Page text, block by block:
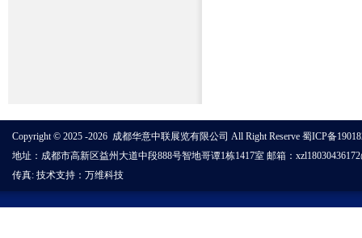
Copyright © 2025 -2026 成都华意中联展览有限公司 All Right Reserve 蜀ICP备
地址：成都市高新区益州大道中段888号智地哥谭1栋1417室 邮箱：
传真: 技术支持： 万维科技